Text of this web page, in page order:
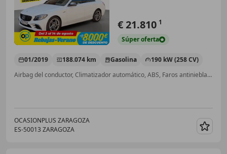
€ 21.810 1
Súperoferta
01/2019 188.074 km Gasolina
190 kW (258 CV)
Airbag del conductor, Climatizador automático, ABS, Faros antiniebla, Airbags laterales
OCASIONPLUS ZARAGOZA
ES-50013 ZARAGOZA